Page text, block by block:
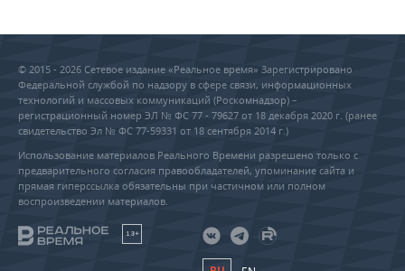
© 2015 - 2026 Сетевое издание «Реальное время» Зарегистрировано
Федеральной службой по надзору в сфере связи, информационных
технологий и массовых коммуникаций (Роскомнадзор) –
регистрационный номер ЭЛ № ФС 77 - 79627 от 18 декабря 2020 г. (ранее
свидетельство Эл № ФС 77-59331 от 18 сентября 2014 г.)
Использование материалов Реального Времени разрешено только с
предварительного согласия правообладателей, упоминание сайта и
прямая гиперссылка обязательны при частичном или полном
воспроизведении материалов.
18+